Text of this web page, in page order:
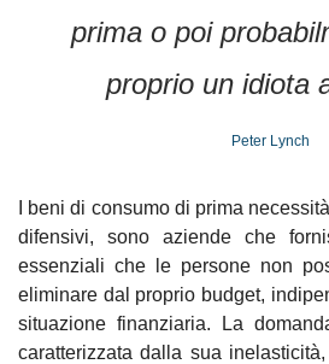
prima o poi
proprio un idiota
Peter Lynch
I beni di consumo di prima
difensivi, sono aziende che
essenziali che le persone non
eliminare dal proprio budget,
situazione finanziaria. La
caratterizzata dalla sua